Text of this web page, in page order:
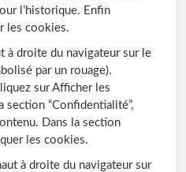
l’historique. Enfin
les cookies.
à droite du navigateur sur le
par un rouage).
sur Afficher les
section “Confidentialité”,
Dans la section
les cookies.
à droite du navigateur sur